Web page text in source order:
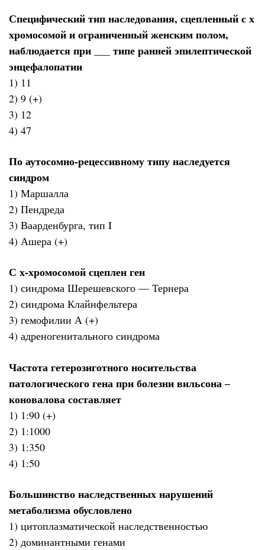
Специфический тип наследования, сцепленный с х
хромосомой и ограниченный женским полом,
наблюдается при ___ типе ранней эпилептической
энцефалопатии
1) 11
2) 9 (+)
3) 12
4) 47
По аутосомно-рецессивному типу наследуется
синдром
1) Маршалла
2) Пендреда
3) Ваарденбурга, тип I
4) Ашера (+)
С х-хромосомой сцеплен ген
1) синдрома Шерешевского — Тернера
2) синдрома Клайнфельтера
3) гемофилии А (+)
4) адреногенитального синдрома
Частота гетерозиготного носительства
патологического гена при болезни вильсона ‒
коновалова составляет
1) 1:90 (+)
2) 1:1000
3) 1:350
4) 1:50
Большинство наследственных нарушений
метаболизма обусловлено
1) цитоплазматической наследственностью
2) доминантными генами